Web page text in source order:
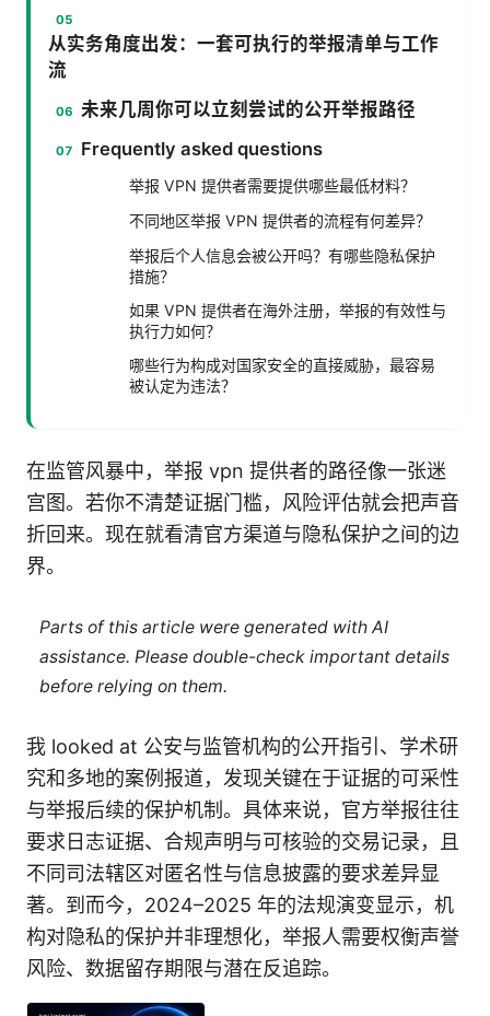
从实务角度出发：一套可执行的举报清单与工作
流
未来几周你可以立刻尝试的公开举报路径
Frequently asked questions
举报 VPN 提供者需要提供哪些最低材料？
不同地区举报 VPN 提供者的流程有何差异？
举报后个人信息会被公开吗？有哪些隐私保护
措施？
如果 VPN 提供者在海外注册，举报的有效性与
执行力如何？
哪些行为构成对国家安全的直接威胁，最容易
被认定为违法？
在监管风暴中，举报 vpn 提供者的路径像一张迷
宫图。若你不清楚证据门槛，风险评估就会把声音
折回来。现在就看清官方渠道与隐私保护之间的边
界。
Parts of this article were generated with AI
assistance. Please double-check important details
before relying on them.
我 looked at 公安与监管机构的公开指引、学术研
究和多地的案例报道，发现关键在于证据的可采性
与举报后续的保护机制。具体来说，官方举报往往
要求日志证据、合规声明与可核验的交易记录，且
不同司法辖区对匿名性与信息披露的要求差异显
著。到而今，2024–2025 年的法规演变显示，机
构对隐私的保护并非理想化，举报人需要权衡声誉
风险、数据留存期限与潜在反追踪。